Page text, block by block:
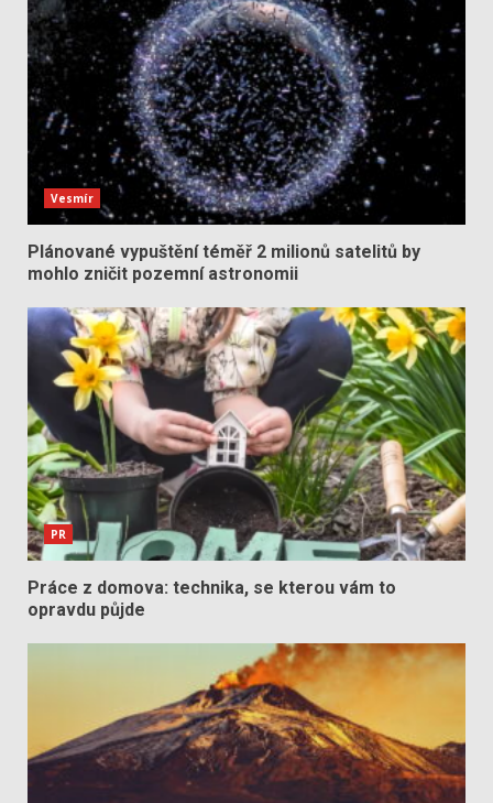
Vesmír
Plánované vypuštění téměř 2 milionů satelitů by
mohlo zničit pozemní astronomii
PR
Práce z domova: technika, se kterou vám to
opravdu půjde